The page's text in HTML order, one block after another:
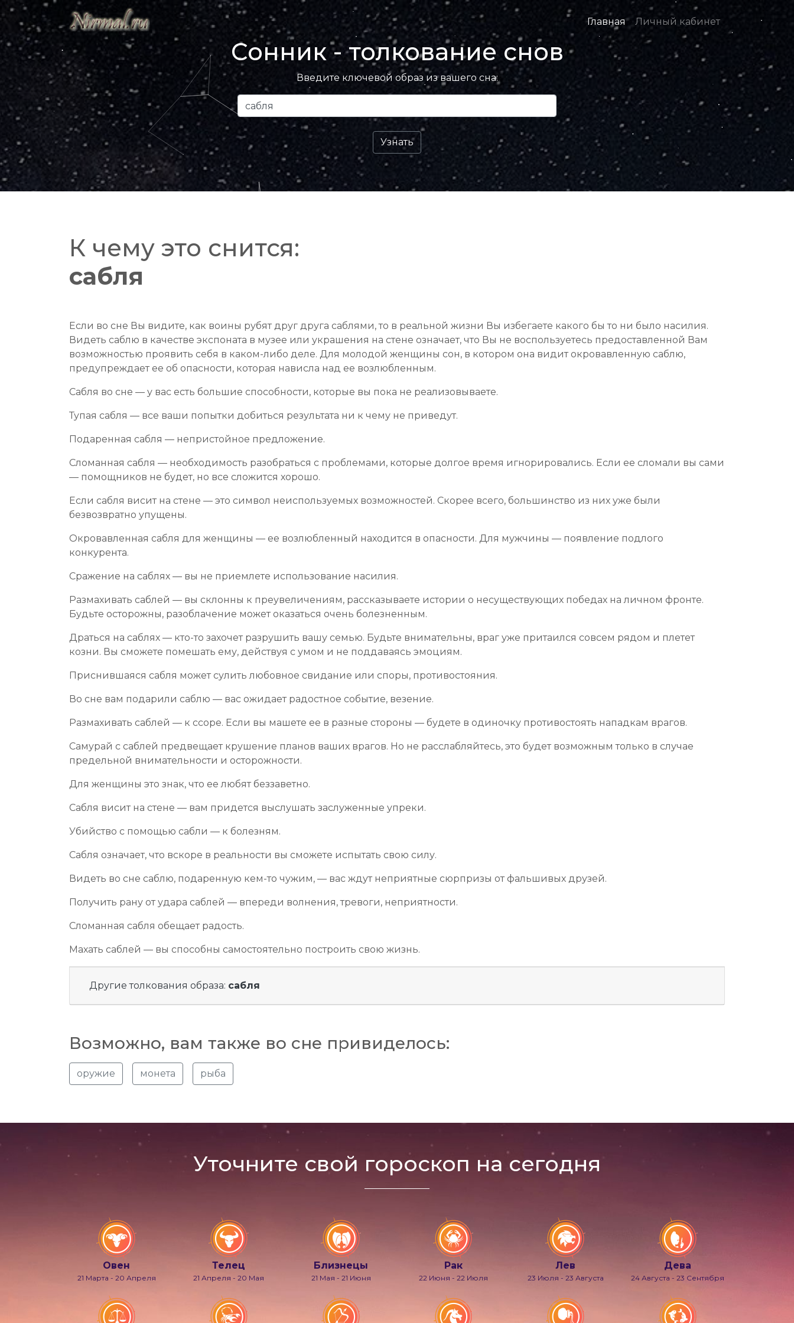
Главная Личный кабинет
Сонник - толкование снов
Введите ключевой образ из вашего сна:
К чему это снится:
сабля
Если во сне Вы видите, как воины рубят друг друга саблями, то в реальной жизни Вы избегаете какого бы то ни было насилия.
Видеть саблю в качестве экспоната в музее или украшения на стене означает, что Вы не воспользуетесь предоставленной Вам
возможностью проявить себя в каком-либо деле. Для молодой женщины сон, в котором она видит окровавленную саблю,
предупреждает ее об опасности, которая нависла над ее возлюбленным.
Сабля во сне — у вас есть большие способности, которые вы пока не реализовываете.
Тупая сабля — все ваши попытки добиться результата ни к чему не приведут.
Подаренная сабля — непристойное предложение.
Сломанная сабля — необходимость разобраться с проблемами, которые долгое время игнорировались. Если ее сломали вы сами
— помощников не будет, но все сложится хорошо.
Если сабля висит на стене — это символ неиспользуемых возможностей. Скорее всего, большинство из них уже были
безвозвратно упущены.
Окровавленная сабля для женщины — ее возлюбленный находится в опасности. Для мужчины — появление подлого
конкурента.
Сражение на саблях — вы не приемлете использование насилия.
Размахивать саблей — вы склонны к преувеличениям, рассказываете истории о несуществующих победах на личном фронте.
Будьте осторожны, разоблачение может оказаться очень болезненным.
Драться на саблях — кто-то захочет разрушить вашу семью. Будьте внимательны, враг уже притаился совсем рядом и плетет
козни. Вы сможете помешать ему, действуя с умом и не поддаваясь эмоциям.
Приснившаяся сабля может сулить любовное свидание или споры, противостояния.
Во сне вам подарили саблю — вас ожидает радостное событие, везение.
Размахивать саблей — к ссоре. Если вы машете ее в разные стороны — будете в одиночку противостоять нападкам врагов.
Самурай с саблей предвещает крушение планов ваших врагов. Но не расслабляйтесь, это будет возможным только в случае
предельной внимательности и осторожности.
Для женщины это знак, что ее любят беззаветно.
Сабля висит на стене — вам придется выслушать заслуженные упреки.
Убийство с помощью сабли — к болезням.
Сабля означает, что вскоре в реальности вы сможете испытать свою силу.
Видеть во сне саблю, подаренную кем-то чужим, — вас ждут неприятные сюрпризы от фальшивых друзей.
Получить рану от удара саблей — впереди волнения, тревоги, неприятности.
Сломанная сабля обещает радость.
Махать саблей — вы способны самостоятельно построить свою жизнь.
Другие толкования образа: сабля
Возможно, вам также во сне привиделось:
оружие монета рыба
Уточните свой гороскоп на сегодня
Овен
21 Марта - 20 Апреля
Телец
21 Апреля - 20 Мая
Близнецы
21 Мая - 21 Июня
Рак
22 Июня - 22 Июля
Лев
23 Июля - 23 Августа
Дева
24 Августа - 23 Сентября